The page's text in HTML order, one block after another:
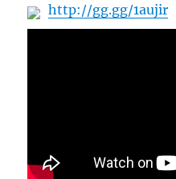
http://gg.gg/1aujir